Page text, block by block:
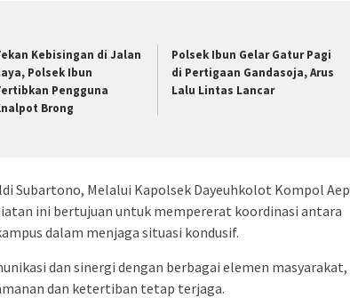
Kebisingan di Jalan
Polsek Ibun
Pengguna
Brong
Polsek Ibun Gelar Gatur Pagi
di Pertigaan Gandasoja, Arus
Lalu Lintas Lancar
Subartono, Melalui Kapolsek Dayeuhkolot Kompol Aep
ini bertujuan untuk mempererat koordinasi antara
dalam menjaga situasi kondusif.
dan sinergi dengan berbagai elemen masyarakat,
dan ketertiban tetap terjaga.